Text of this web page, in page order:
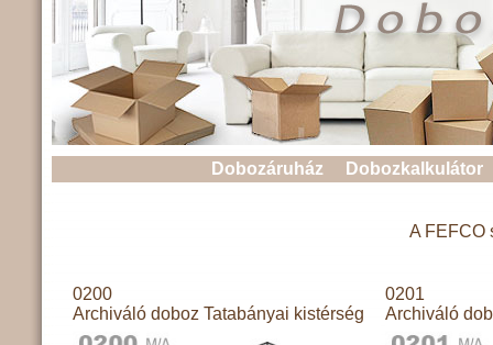
Dobozáruház Dobozkalkulátor
A FEFCO
0200
Archiváló doboz Tatabányai kistérség
0201
Archiváló